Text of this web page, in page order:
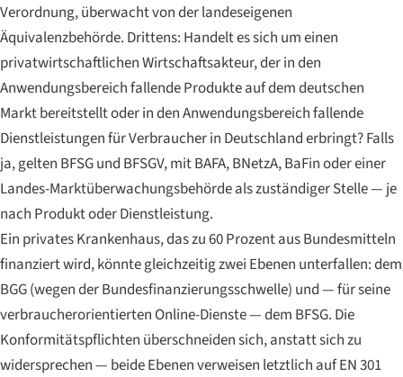
Verordnung, überwacht von der landeseigenen
Äquivalenzbehörde. Drittens: Handelt es sich um einen
privatwirtschaftlichen Wirtschaftsakteur, der in den
Anwendungsbereich fallende Produkte auf dem deutschen
Markt bereitstellt oder in den Anwendungsbereich fallende
Dienstleistungen für Verbraucher in Deutschland erbringt? Falls
ja, gelten BFSG und BFSGV, mit BAFA, BNetzA, BaFin oder einer
Landes-Marktüberwachungsbehörde als zuständiger Stelle — je
nach Produkt oder Dienstleistung.
Ein privates Krankenhaus, das zu 60 Prozent aus Bundesmitteln
finanziert wird, könnte gleichzeitig zwei Ebenen unterfallen: dem
BGG (wegen der Bundesfinanzierungsschwelle) und — für seine
verbraucherorientierten Online-Dienste — dem BFSG. Die
Konformitätspflichten überschneiden sich, anstatt sich zu
widersprechen — beide Ebenen verweisen letztlich auf EN 301